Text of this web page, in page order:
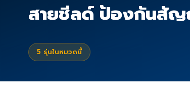
สายชีลด์ ป้องกันสั
5 รุ่นในหมวดนี้